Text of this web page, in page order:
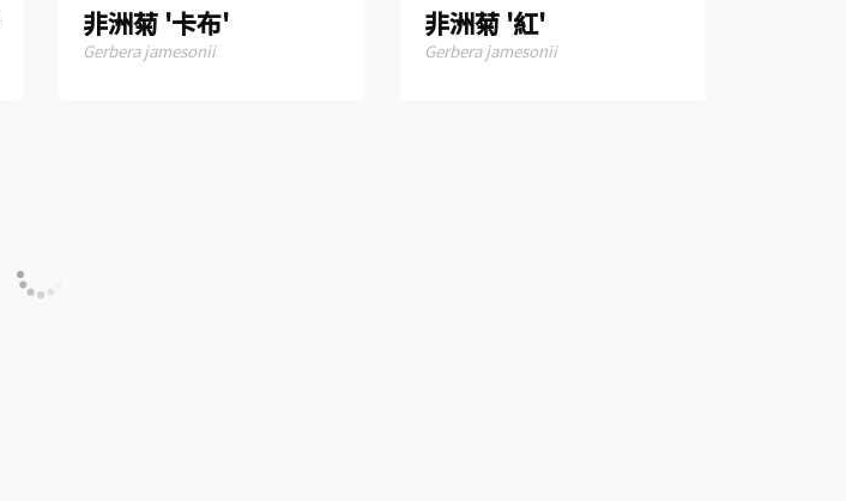
非洲菊 '卡布'
Gerbera jamesonii
非洲菊 '紅'
Gerbera jamesonii